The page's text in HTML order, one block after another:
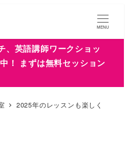
MENU
、英語講師ワークショッ
！ まずは無料セッション
2025年のレッスンも楽しく